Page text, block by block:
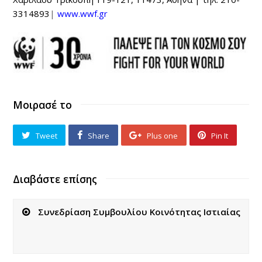
3314893 |www.wwf.gr
Μοιρασέ το
Tweet Share Plus one Pin It
Διαβάστε επίσης
Συνεδρίαση Συμβουλίου Κοινότητας Ιστιαίας